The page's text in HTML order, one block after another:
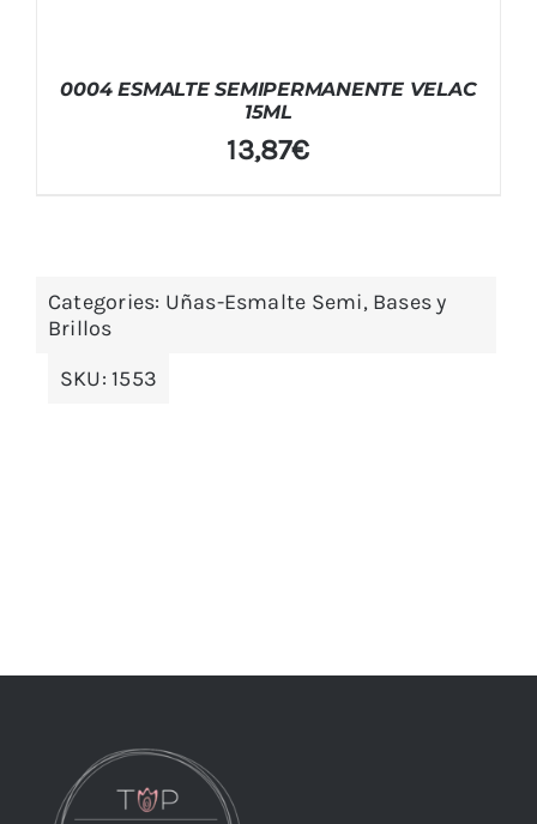
0004 ESMALTE SEMIPERMANENTE VELAC
15ML
13,87€
Categories: Uñas-Esmalte Semi, Bases y
Brillos
SKU:1553